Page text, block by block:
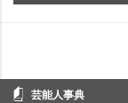
芸能人事典